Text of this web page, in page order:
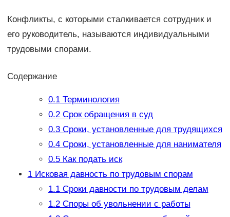
Конфликты, с которыми сталкивается сотрудник и
его руководитель, называются индивидуальными
трудовыми спорами.
Содержание
0.1Терминология
0.2Срок обращения в суд
0.3Сроки, установленные для трудящихся
0.4Сроки, установленные для нанимателя
0.5Как подать иск
1Исковая давность по трудовым спорам
1.1Сроки давности по трудовым делам
1.2Споры об увольнении с работы